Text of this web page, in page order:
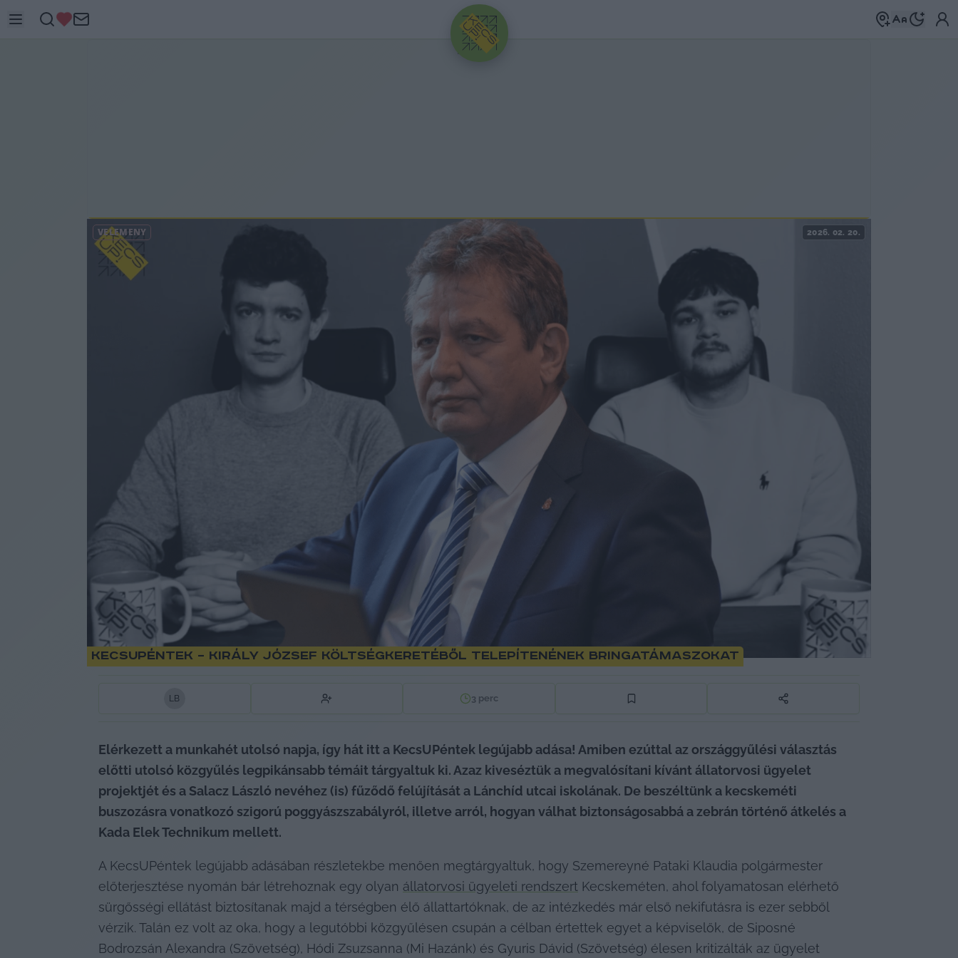
HIRDETÉS
VÉLEMÉNY 2026. 02. 20.
KecsUPéntek – Király József költségkeretéből telepítenének bringatámaszokat
L B 3 perc
Elérkezett a munkahét utolsó napja, így hát itt a KecsUPéntek legújabb adása! Amiben ezúttal az országgyűlési választás
előtti utolsó közgyűlés legpikánsabb témáit tárgyaltuk ki. Azaz kiveséztük a megvalósítani kívánt állatorvosi ügyelet
projektjét és a Salacz László nevéhez (is) fűződő felújítását a Lánchíd utcai iskolának. De beszéltünk a kecskeméti
buszozásra vonatkozó szigorú poggyászszabályról, illetve arról, hogyan válhat biztonságosabbá a zebrán történő átkelés a
Kada Elek Technikum mellett.
A KecsUPéntek legújabb adásában részletekbe menően megtárgyaltuk, hogy Szemereyné Pataki Klaudia polgármester
előterjesztése nyomán bár létrehoznak egy olyan állatorvosi ügyeleti rendszert Kecskeméten, ahol folyamatosan elérhető
sürgősségi ellátást biztosítanak majd a térségben élő állattartóknak, de az intézkedés már első nekifutásra is ezer sebből
vérzik. Talán ez volt az oka, hogy a legutóbbi közgyűlésen csupán a célban értettek egyet a képviselők, de Siposné
Bodrozsán Alexandra (Szövetség), Hódi Zsuzsanna (Mi Hazánk) és Gyuris Dávid (Szövetség) élesen kritizálták az ügyelet